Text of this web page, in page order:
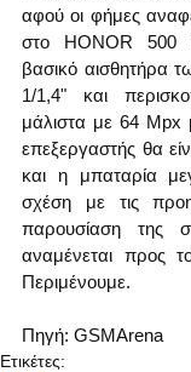
αφού οι φήμες
στο HONOR 500
βασικό αισθητήρα
1/1,4" και
μάλιστα με 64 Mpx
επεξεργαστής θα
και η μπαταρία
σχέση με τις
παρουσίαση της
αναμένεται προς
Περιμένουμε.
Πηγή: GSMArena
Ετικέτες: